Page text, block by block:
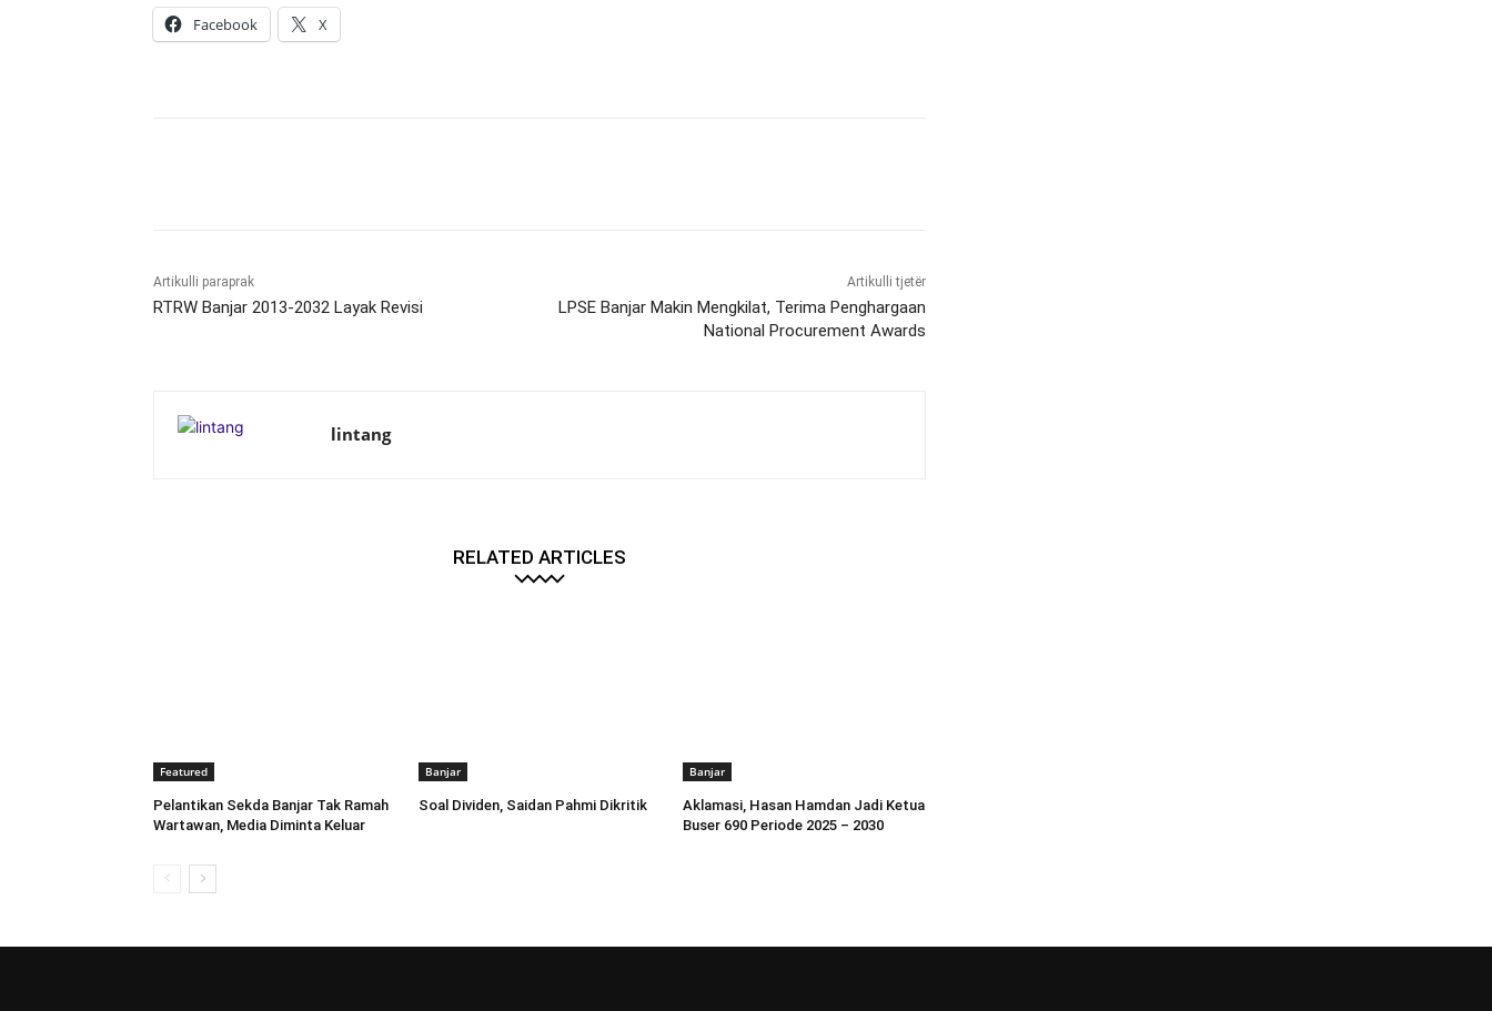
Facebook X
Artikulli paraprak
RTRW Banjar 2013-2032 Layak Revisi
Artikulli tjetër
LPSE Banjar Makin Mengkilat, Terima Penghargaan
National Procurement Awards
lintang
RELATED ARTICLES
Featured
Pelantikan Sekda Banjar Tak Ramah
Wartawan, Media Diminta Keluar
Banjar
Soal Dividen, Saidan Pahmi Dikritik
Banjar
Aklamasi, Hasan Hamdan Jadi Ketua
Buser 690 Periode 2025 – 2030